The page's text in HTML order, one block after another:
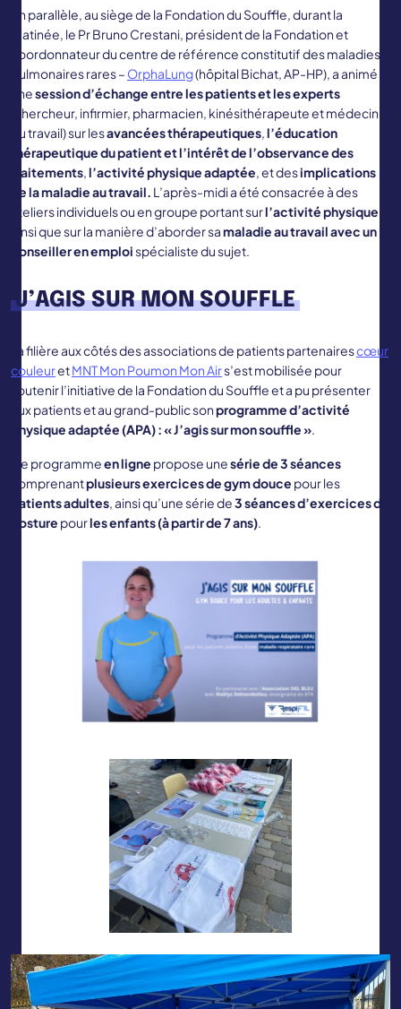
En parallèle, au siège de la Fondation du Souffle, durant la
matinée, le Pr Bruno Crestani, président de la Fondation et
coordonnateur du centre de référence constitutif des maladies
pulmonaires rares – OrphaLung(hôpital Bichat, AP-HP), a animé
unesession d’échange entre les patients et les experts
(chercheur, infirmier, pharmacien, kinésithérapeute et médecin
du travail) sur lesavancées thérapeutiques l’éducation
thérapeutique du patient et l’intérêt de l’observance des
traitements l’activité physique adaptée , et desimplications
de la maladie au travail. L’après-midi a été consacrée à des
ateliers individuels ou en groupe portant surl’activité physique
ainsi que sur la manière d’aborder samaladie au travail avec un
conseiller en emploi spécialiste du sujet.
J’AGIS SUR MON SOUFFLE
La filière aux côtés des associations de patients partenairescœur
couleuretMNT Mon Poumon Mon Airs’est mobilisée pour
soutenir l’initiative de la Fondation du Souffle et a pu présenter
aux patients et au grand-public sonprogramme d’activité
physique adaptée (APA) : « J’agis sur mon souffle ».
Ce programmeen ligne propose unesérie de 3 séances
comprenantplusieurs exercices de gym douce pour les
patients adultes, ainsi qu’une série de3 séances d’exercices de
posture pourles enfants (à partir de 7 ans).